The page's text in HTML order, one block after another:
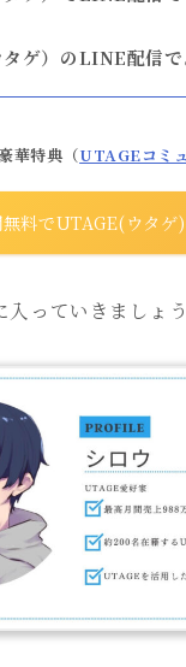
ゲ）のLINE配信で
華特典（UTAGEコミ
無料でUTAGE(ウタゲ
っていきましょう